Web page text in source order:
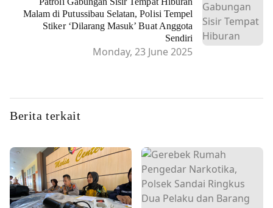
Malam di Putussibau Selatan, Polisi Tempel
Stiker ‘Dilarang Masuk’ Buat Anggota
Sendiri
Monday, 23 June 2025
Berita terkait